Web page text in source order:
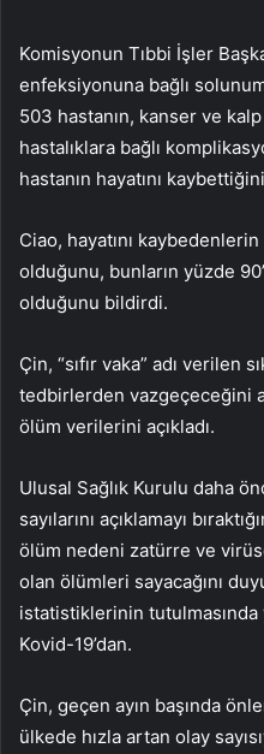
Komisyonun Tıbbi İşler
enfeksiyonuna bağlı
503 hastanın, kanser ve
hastalıklara bağlı
hastanın hayatını
Ciao, hayatını
olduğunu, bunların yüzde
olduğunu bildirdi.
Çin, “sıfır vaka” adı verilen
tedbirlerden vazgeçeceğini
ölüm verilerini açıkladı.
Ulusal Sağlık Kurulu daha
sayılarını açıklamayı
ölüm nedeni zatürre ve
olan ölümleri sayacağını
istatistiklerinin
Kovid-19’dan.
Çin, geçen ayın başında
ülkede hızla artan olay